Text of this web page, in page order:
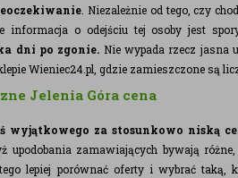
. Niezależnie od tego, czy
o odejściu tej osoby jest
dni po zgonie. Nie wypada rzecz jasna u
Wieniec24.pl, gdzie zamieszczone są
Jelenia Góra cena
wyjątkowego za stosunkowo niską
upodobania zamawiających bywają
lepiej porównać oferty i wybrać taką,